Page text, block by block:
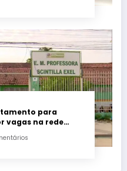
para
vagas na rede